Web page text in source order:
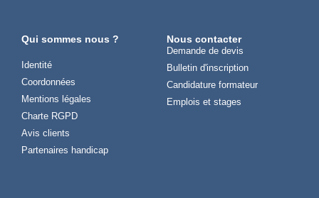
Qui sommes nous ?
Identité
Coordonnées
Mentions légales
Charte RGPD
Avis clients
Partenaires handicap
Nous contacter
Demande de devis
Bulletin d'inscription
Candidature formateur
Emplois et stages